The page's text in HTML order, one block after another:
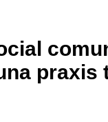
praxis